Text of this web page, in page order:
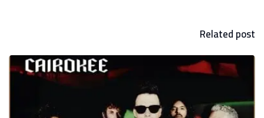
Related post